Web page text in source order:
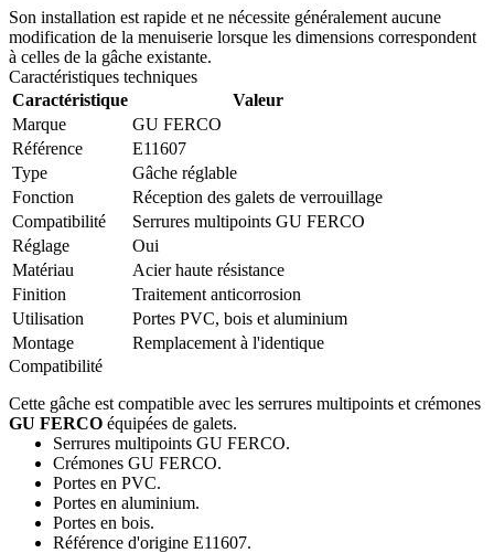
Son installation est rapide et ne nécessite généralement aucune
modification de la menuiserie lorsque les dimensions correspondent
à celles de la gâche existante.
Caractéristiques techniques
Caractéristique
Valeur
Marque
GU FERCO
Référence
E11607
Type
Gâche réglable
Fonction
Réception des galets de verrouillage
Compatibilité
Serrures multipoints GU FERCO
Réglage
Oui
Matériau
Acier haute résistance
Finition
Traitement anticorrosion
Utilisation
Portes PVC, bois et aluminium
Montage
Remplacement à l'identique
Compatibilité
Cette gâche est compatible avec les serrures multipoints et crémones
GU FERCO équipées de galets.
Serrures multipoints GU FERCO.
Crémones GU FERCO.
Portes en PVC.
Portes en aluminium.
Portes en bois.
Référence d'origine E11607.